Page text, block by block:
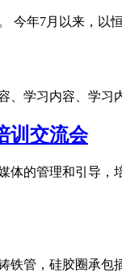
今年7月以来，
学习内容、学
训交流会
的管理和引导
管，硅胶圈承